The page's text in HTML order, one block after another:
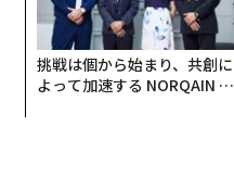
挑戦は個から始まり、共創に
よって加速する NORQAIN JA